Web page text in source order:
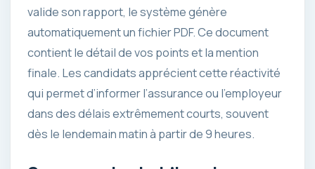
valide son rapport, le système génère
automatiquement un fichier PDF. Ce document
contient le détail de vos points et la mention
finale. Les candidats apprécient cette réactivité
qui permet d’informer l’assurance ou l’employeur
dans des délais extrêmement courts, souvent
dès le lendemain matin à partir de 9 heures.